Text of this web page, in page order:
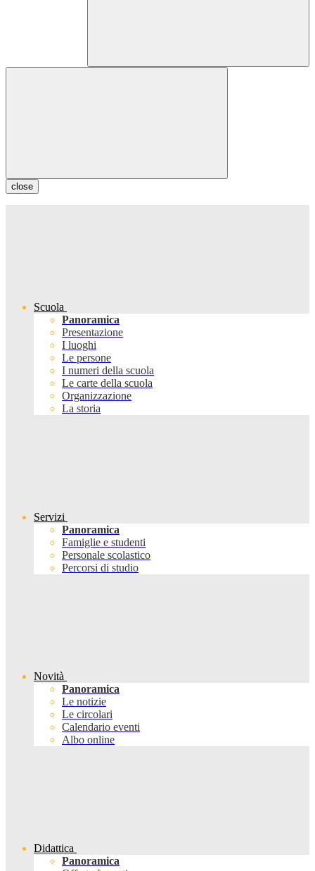
close
Scuola
Panoramica
Presentazione
I luoghi
Le persone
I numeri della scuola
Le carte della scuola
Organizzazione
La storia
Servizi
Panoramica
Famiglie e studenti
Personale scolastico
Percorsi di studio
Novità
Panoramica
Le notizie
Le circolari
Calendario eventi
Albo online
Didattica
Panoramica